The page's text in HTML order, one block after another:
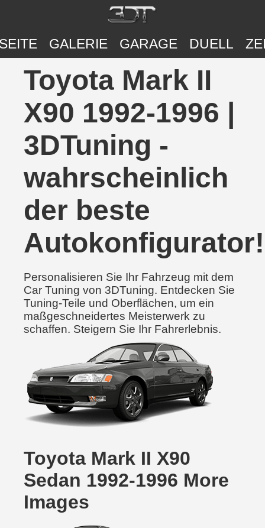
GALERIE GARAGE DUELL
Toyota Mark II
X90 1992-1996 |
3DTuning -
wahrscheinlich
der beste
Autokonfigurator!
Personalisieren Sie Ihr Fahrzeug mit dem
Car Tuning von 3DTuning. Entdecken Sie
Tuning-Teile und Oberflächen, um ein
maßgeschneidertes Meisterwerk zu
schaffen. Steigern Sie Ihr Fahrerlebnis.
Toyota Mark II X90
Sedan 1992-1996 More
Images